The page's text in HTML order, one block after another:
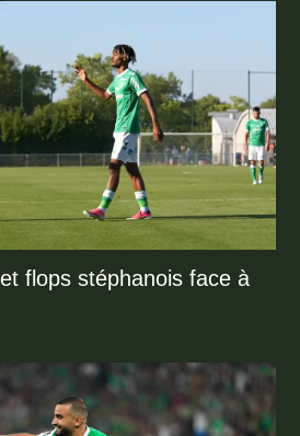
flops stéphanois face à